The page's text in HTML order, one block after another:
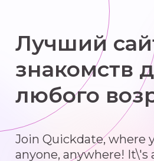
Лучший
знакомств
любого
Join Quickdate, where
anyone, anywhere! It\'s